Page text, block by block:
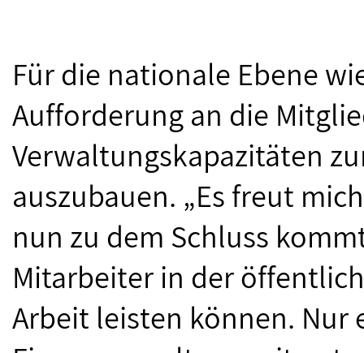
Für die nationale Ebene
Aufforderung an die
Verwaltungskapazitäten
auszubauen. „Es freut
nun zu dem Schluss
Mitarbeiter in der
Arbeit leisten können.